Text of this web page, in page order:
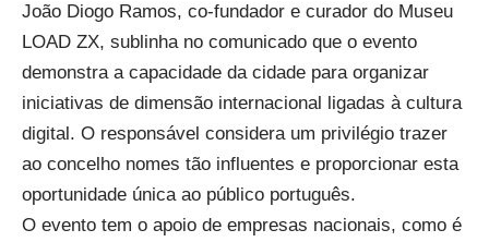
João Diogo Ramos, co-fundador e curador do Museu
LOAD ZX, sublinha no comunicado que o evento
demonstra a capacidade da cidade para organizar
iniciativas de dimensão internacional ligadas à cultura
digital. O responsável considera um privilégio trazer
ao concelho nomes tão influentes e proporcionar esta
oportunidade única ao público português.
O evento tem o apoio de empresas nacionais, como é